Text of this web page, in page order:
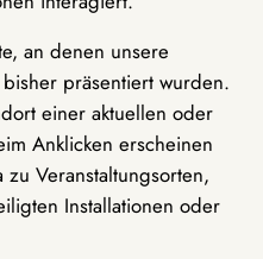
an denen unsere
präsentiert wurden.
einer aktuellen oder
Anklicken erscheinen
Veranstaltungsorten,
Installationen oder